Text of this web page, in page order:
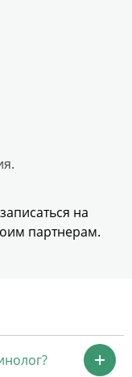
на
партнерам.